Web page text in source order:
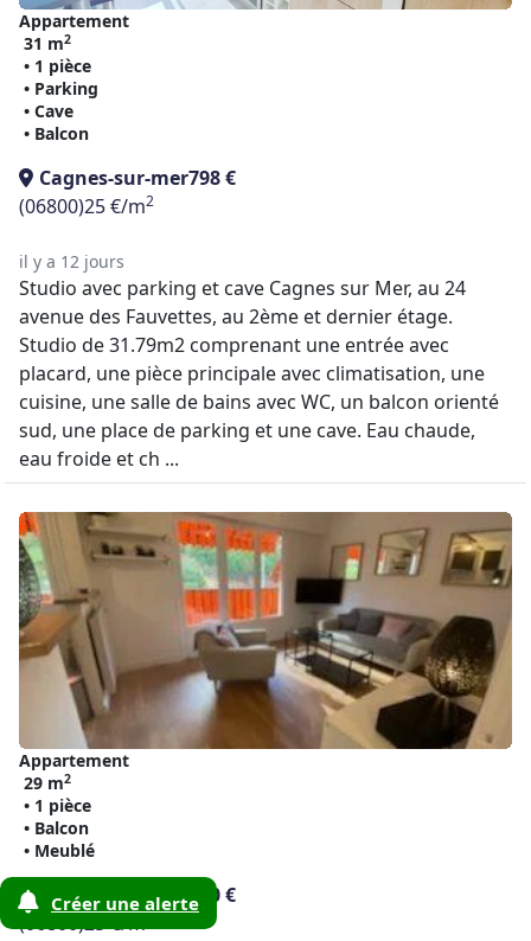
Appartement
31 m2
• 1 pièce
• Parking
• Cave
• Balcon
Cagnes-sur-mer798 €
(06800)25 €/m2
il y a 12 jours
Studio avec parking et cave Cagnes sur Mer, au 24
avenue des Fauvettes, au 2ème et dernier étage.
Studio de 31.79m2 comprenant une entrée avec
placard, une pièce principale avec climatisation, une
cuisine, une salle de bains avec WC, un balcon orienté
sud, une place de parking et une cave. Eau chaude,
eau froide et ch ...
Appartement
29 m2
• 1 pièce
• Balcon
• Meublé
Cagnes-sur-mer750 €
(06800)25 €/m2
Créer une alerte